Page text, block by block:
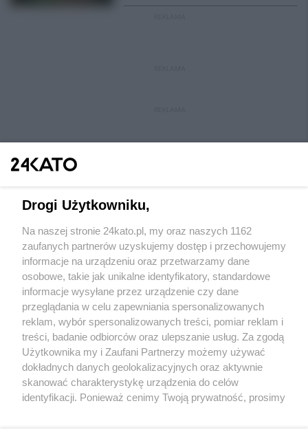
Wydawca mediów lokalnych
Nie zapomnij
zapoznać się z:
polityką prywatności regulamin korzystania z portali
Twojemiasto
Piekary Śląskie
Chorzów
Tarnowskie Góry
Skontakuj sięz nami
Kontakt
Wydawca
Redakcja
Drogi Użytkowniku,
Na naszej stronie 24kato.pl, my oraz naszych 1162
zaufanych partnerów uzyskujemy dostęp i przechowujemy
informacje na urządzeniu oraz przetwarzamy dane
osobowe, takie jak unikalne identyfikatory, standardowe
informacje wysyłane przez urządzenie czy dane
przeglądania w celu zapewniania spersonalizowanych
reklam, wybór spersonalizowanych treści, pomiar reklam i
treści, badanie odbiorców oraz ulepszanie usług. Za zgodą
Użytkownika my i Zaufani Partnerzy możemy używać
dokładnych danych geolokalizacyjnych oraz aktywnie
skanować charakterystykę urządzenia do celów
identyfikacji. Ponieważ cenimy Twoją prywatność, prosimy